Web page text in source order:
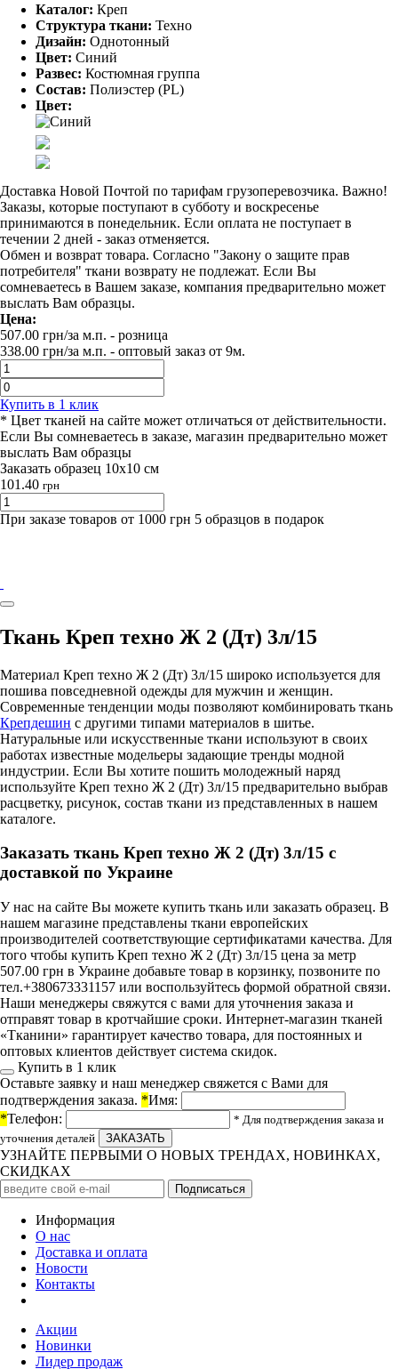
Каталог: Креп
Структура ткани: Техно
Дизайн: Однотонный
Цвет: Синий
Развес: Костюмная группа
Состав: Полиэстер (PL)
Цвет:
Доставка Новой Почтой по тарифам грузоперевозчика. Важно!
Заказы, которые поступают в субботу и воскресенье
принимаются в понедельник. Если оплата не поступает в
течении 2 дней - заказ отменяется.
Обмен и возврат товара. Согласно "Закону о защите прав
потребителя" ткани возврату не подлежат. Если Вы
сомневаетесь в Вашем заказе, компания предварительно может
выслать Вам образцы.
Цена:
507.00 грн/за м.п. - розница
338.00 грн/за м.п. - оптовый заказ от 9м.
Купить в 1 клик
* Цвет тканей на сайте может отличаться от действительности.
Если Вы сомневаетесь в заказе, магазин предварительно может
выслать Вам образцы
Заказать образец 10х10 см
101.40 грн
При заказе товаров от 1000 грн 5 образцов в подарок
Ткань Креп техно Ж 2 (Дт) 3л/15
Материал Креп техно Ж 2 (Дт) 3л/15 широко используется для
пошива повседневной одежды для мужчин и женщин.
Современные тенденции моды позволяют комбинировать ткань
Крепдешин с другими типами материалов в шитье.
Натуральные или искусственные ткани используют в своих
работах известные модельеры задающие тренды модной
индустрии. Если Вы хотите пошить молодежный наряд
используйте Креп техно Ж 2 (Дт) 3л/15 предварительно выбрав
расцветку, рисунок, состав ткани из представленных в нашем
каталоге.
Заказать ткань Креп техно Ж 2 (Дт) 3л/15 с
доставкой по Украине
У нас на сайте Вы можете купить ткань или заказать образец. В
нашем магазине представлены ткани европейских
производителей соответствующие сертификатами качества. Для
того чтобы купить Креп техно Ж 2 (Дт) 3л/15 цена за метр
507.00 грн в Украине добавьте товар в корзинку, позвоните по
тел.+380673331157 или воспользуйтесь формой обратной связи.
Наши менеджеры свяжутся с вами для уточнения заказа и
отправят товар в кротчайшие сроки. Интернет-магазин тканей
«Тканини» гарантирует качество товара, для постоянных и
оптовых клиентов действует система скидок.
Купить в 1 клик
Оставьте заявку и наш менеджер свяжется с Вами для
подтверждения заказа. *Имя:
*Телефон:
* Для подтверждения заказа и
уточнения деталей
УЗНАЙТЕ ПЕРВЫМИ О НОВЫХ ТРЕНДАХ, НОВИНКАХ,
СКИДКАХ
Информация
О нас
Доставка и оплата
Новости
Контакты
Акции
Новинки
Лидер продаж